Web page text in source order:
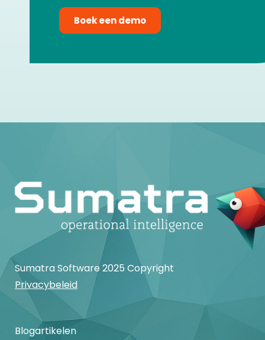
Boek een demo
Sumatra Software 2025 Copyright
Privacybeleid
Blogartikelen